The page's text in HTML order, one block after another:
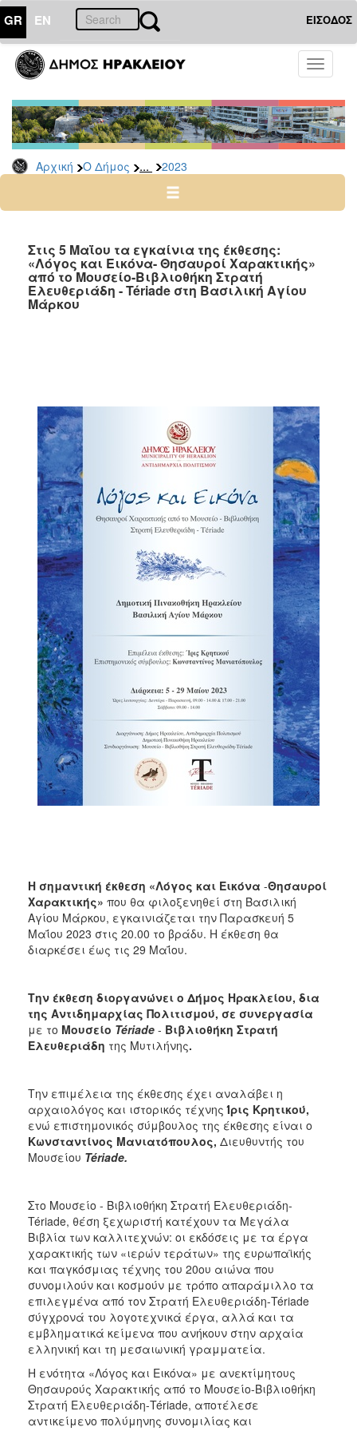
GR EN ΕΙΣΟΔΟΣ
Toggle
Αρχική Ο Δήμος ... 2023
ΔΗΜΟΣ
Δελτία
Τύπου
Αρχείο
2026
2024
2022
2021
2020
2016
2015
2013
2012
2011
2010
2006
ΤΟΠΟΣ
ΠΟΛΙΤΙΣΜΟΣ
ΑΝΘΕΚΤΙΚΗ
Στις 5 Μαΐου τα εγκαίνια της έκθεσης:
«Λόγος και Εικόνα- Θησαυροί Χαρακτικής»
από το Μουσείο-Βιβλιοθήκη Στρατή
Ελευθεριάδη - Tériade στη Βασιλική Αγίου
Μάρκου
Η σημαντική έκθεση «Λόγος και Εικόνα -Θησαυροί
Χαρακτικής» που θα φιλοξενηθεί στη Βασιλική
Αγίου Μάρκου, εγκαινιάζεται την Παρασκευή 5
Μαΐου 2023 στις 20.00 το βράδυ. Η έκθεση θα
διαρκέσει έως τις 29 Μαΐου.
Την έκθεση διοργανώνει ο Δήμος Ηρακλείου, δια
της Αντιδημαρχίας Πολιτισμού, σε συνεργασία
με το Μουσείο Tériade - Βιβλιοθήκη Στρατή
Ελευθεριάδη της Μυτιλήνης.
Την επιμέλεια της έκθεσης έχει αναλάβει η
αρχαιολόγος και ιστορικός τέχνηςΊρις Κρητικού,
ενώ επιστημονικός σύμβουλος της έκθεσης είναι ο
Κωνσταντίνος Μανιατόπουλος, Διευθυντής του
Μουσείου Tériade.
Στο Μουσείο - Βιβλιοθήκη Στρατή Ελευθεριάδη-
Tériade, θέση ξεχωριστή κατέχουν τα Μεγάλα
Βιβλία των καλλιτεχνών: οι εκδόσεις με τα έργα
χαρακτικής των «ιερών τεράτων» της ευρωπαϊκής
και παγκόσμιας τέχνης του 20ου αιώνα που
συνομιλούν και κοσμούν με τρόπο απαράμιλλο τα
επιλεγμένα από τον Στρατή Ελευθεριάδη-Tériade
σύγχρονά του λογοτεχνικά έργα, αλλά και τα
εμβληματικά κείμενα που ανήκουν στην αρχαία
ελληνική και τη μεσαιωνική γραμματεία.
Η ενότητα «Λόγος και Εικόνα» με ανεκτίμητους
Θησαυρούς Χαρακτικής από το Μουσείο-Βιβλιοθήκη
Στρατή Ελευθεριάδη-Tériade, αποτέλεσε
αντικείμενο πολύμηνης συνομιλίας και